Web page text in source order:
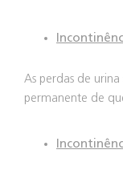
As perdas de urina
permanente de